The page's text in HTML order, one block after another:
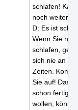
schlafen!
noch
D: Es ist
Wenn Sie
schlafen,
sich nie an
Zeiten.
Sie auf! Das
schon fertig.
wollen,